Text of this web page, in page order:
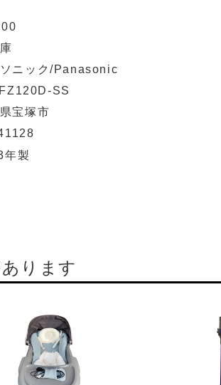
ニック/Panasonic
SS
宝塚市
年製
ります